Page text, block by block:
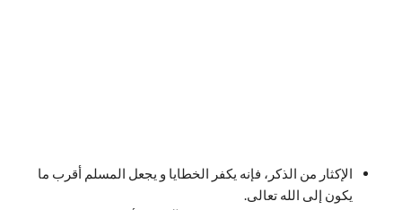
الإكثار من الذكر، فإنه يكفر الخطايا و يجعل المسلم أقرب ما
يكون إلى الله تعالى.